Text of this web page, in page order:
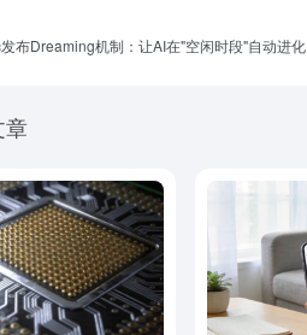
布Dreaming机制：让AI在"空闲时段"自动进化
章